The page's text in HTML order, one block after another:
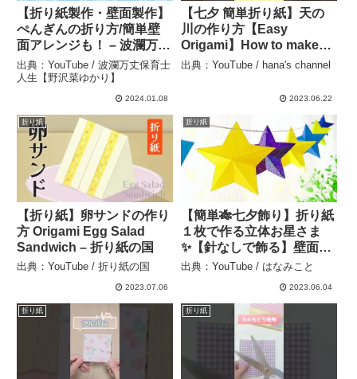
【折り紙製作・壁面製作】
ぺんぎんの折り方/簡単壁
面アレンジも！ – 波瀾万丈
保育士人生【野沢菜ゆか
り】
出典：YouTube / 波瀾万丈保育士
人生【野沢菜ゆかり】
2024.01.08
【七夕 簡単折り紙】天の
川の作り方【Easy
Origami】How to make
cute Milky Way 종이접기
織姫 彦星７月７日
出典：YouTube / hana's channel
2023.06.22
折り紙
【折り紙】卵サンドの作り
方 Origami Egg Salad
Sandwich – 折り紙の国
出典：YouTube / 折り紙の国
2023.07.06
折り紙
【簡単🎋七夕飾り】折り紙
１枚で作る立体お星さま
✨【針なしで飾る】壁面飾
り・吊るし飾り DIY How
なみこと
出典：YouTube / はなみこと
2023.06.04
折り紙 折り紙